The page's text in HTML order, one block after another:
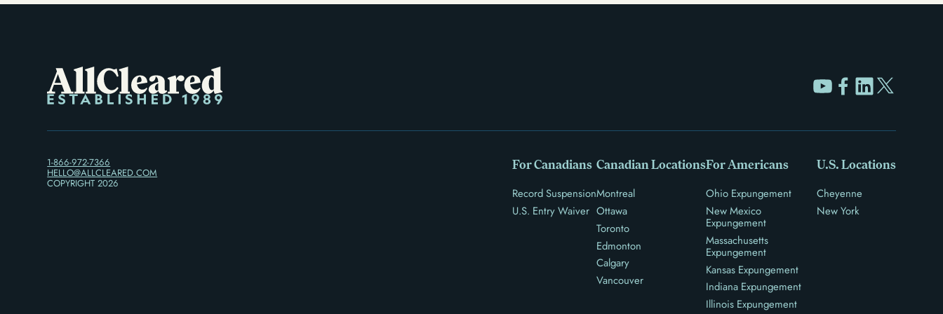
1-866-972-7366
HELLO@ALLCLEARED.COM
COPYRIGHT2026
For Canadians
Record Suspension
U.S. Entry Waiver
Canadian Locations
Montreal
Ottawa
Toronto
Edmonton
Calgary
Vancouver
For Americans
Ohio Expungement
New Mexico
Expungement
Massachusetts
Expungement
Kansas Expungement
Indiana Expungement
Illinois Expungement
U.S. Locations
Cheyenne
New York